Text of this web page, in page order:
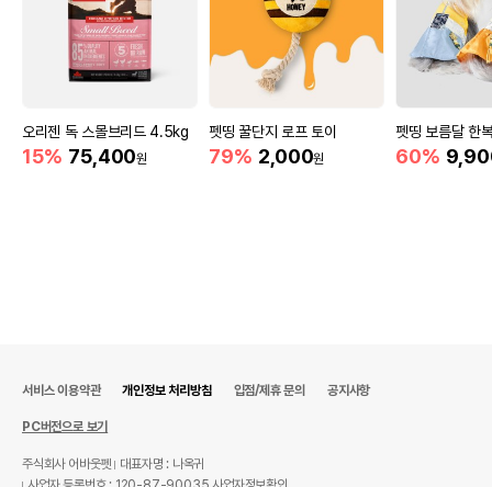
오리젠 독 스몰브리드 4.5kg
15% 75,400원
펫띵 꿀단지 로프 토이
79% 2,000원
펫띵 보름달 한
60%
서비스 이용약관 개인정보 처리방침 입점/제휴 문의 공지사항
PC버전으로 보기
주식회사 어바웃펫
대표자명 : 나옥귀